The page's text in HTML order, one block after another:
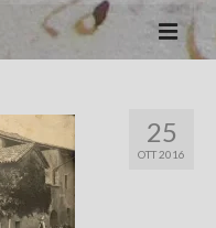
25
OTT 2016